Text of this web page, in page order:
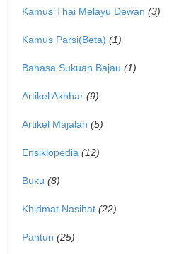
Kamus Thai Melayu Dewan (3)
Kamus Parsi(Beta) (1)
Bahasa Sukuan Bajau (1)
Artikel Akhbar (9)
Artikel Majalah (5)
Ensiklopedia (12)
Buku (8)
Khidmat Nasihat (22)
Pantun (25)